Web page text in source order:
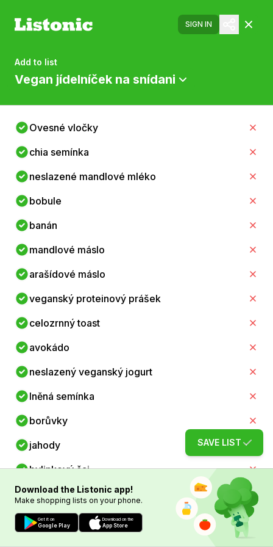
SIGN IN
Add to list
Vegan jídelníček na snídani
Ovesné vločky
chia semínka
neslazené mandlové mléko
bobule
banán
mandlové máslo
arašídové máslo
veganský proteinový prášek
celozrnný toast
avokádo
neslazený veganský jogurt
lněná semínka
borůvky
jahody
bylinkový čaj
voda
čerstvá pomerančová šťáva
SAVE LIST
Download the Listonic app!
Make shopping lists on your phone.
Get it on
Google Play
Download on the
App Store